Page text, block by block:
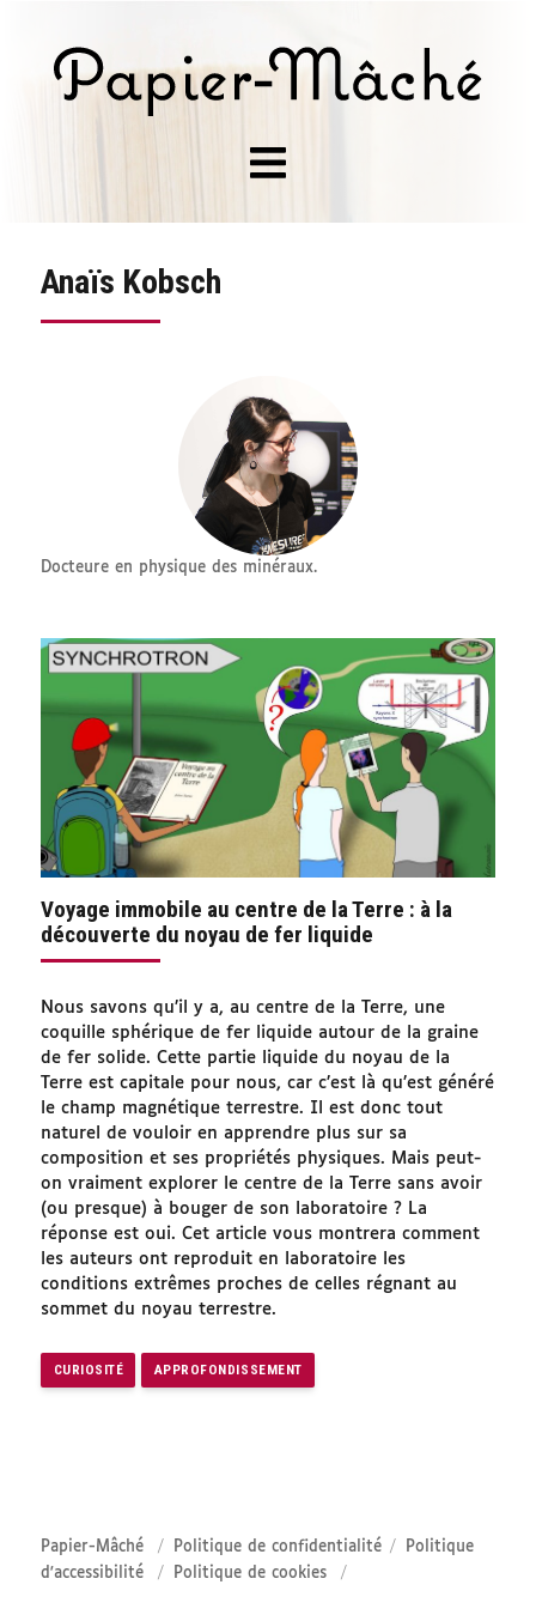
Anaïs Kobsch
Docteure en physique des minéraux.
Voyage immobile au centre de la Terre : à la
découverte du noyau de fer liquide
Nous savons qu’il y a, au centre de la Terre, une
coquille sphérique de fer liquide autour de la graine
de fer solide. Cette partie liquide du noyau de la
Terre est capitale pour nous, car c’est là qu’est généré
le champ magnétique terrestre. Il est donc tout
naturel de vouloir en apprendre plus sur sa
composition et ses propriétés physiques. Mais peut-
on vraiment explorer le centre de la Terre sans avoir
(ou presque) à bouger de son laboratoire ? La
réponse est oui. Cet article vous montrera comment
les auteurs ont reproduit en laboratoire les
conditions extrêmes proches de celles régnant au
sommet du noyau terrestre.
CURIOSITÉ APPROFONDISSEMENT
Papier-Mâché Politique de confidentialité
Politique
d'accessibilité
Politique de cookies